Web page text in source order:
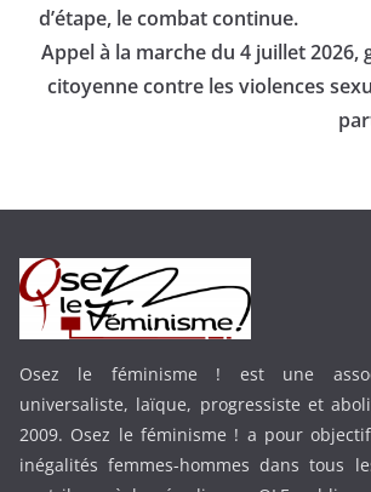
d’étape, le combat continue.
Appel à la marche du 4 juillet 2026,
citoyenne contre les violences
Osez le féminisme ! est une
universaliste, laïque, progressiste et
2009. Osez le féminisme ! a pour
inégalités femmes-hommes dans tous